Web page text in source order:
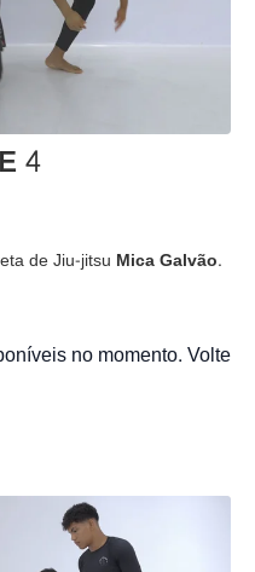
4
de Jiu-jitsu Mica Galvão.
no momento. Volte